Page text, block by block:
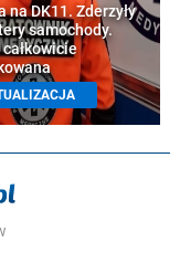
na DK11. Zderzyły
samochody.